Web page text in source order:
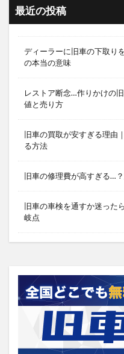
最近の投稿
ディーラーに旧車の下取り
の本当の意味
レストア断念…作りかけの
値と売り方
旧車の買取が安すぎる理由
る方法
旧車の修理費が高すぎる…
旧車の車検を通すか迷った
岐点